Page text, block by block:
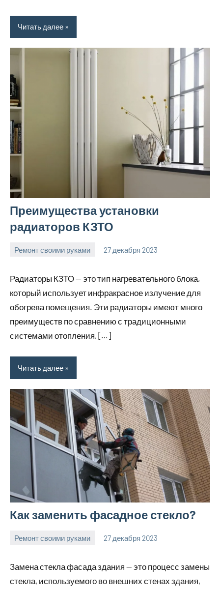
Читать далее
Преимущества установки
радиаторов КЗТО
Ремонт своими руками 27 декабря 2023
Радиаторы КЗТО — это тип нагревательного блока,
который использует инфракрасное излучение для
обогрева помещения. Эти радиаторы имеют много
преимуществ по сравнению с традиционными
системами отопления, […]
Читать далее
Как заменить фасадное стекло?
Ремонт своими руками 27 декабря 2023
Замена стекла фасада здания — это процесс замены
стекла, используемого во внешних стенах здания,